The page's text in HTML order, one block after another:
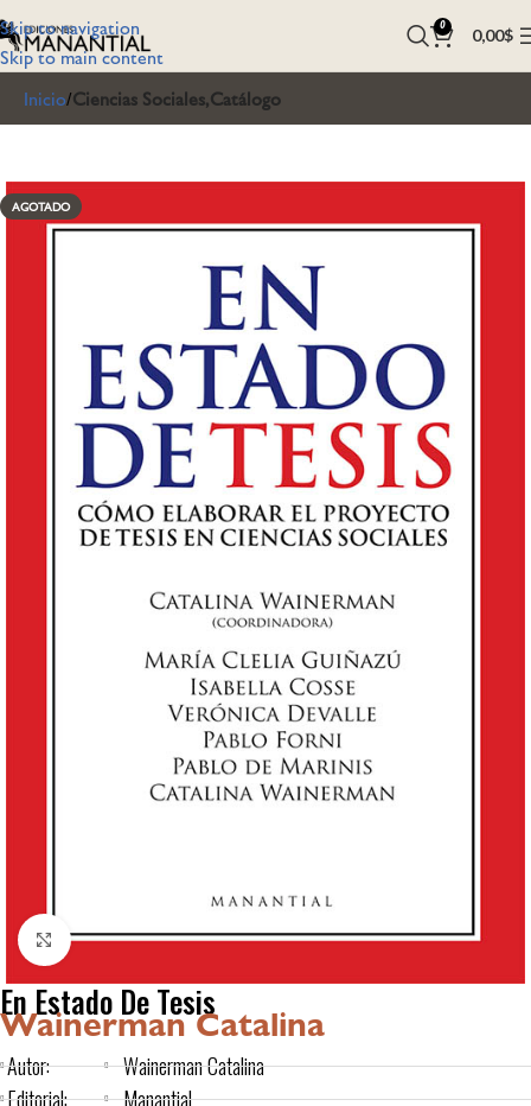
Skip to navigation
Skip to main content
0 0,00$
Inicio Ciencias Sociales,Catálogo
AGOTADO
Click to enlarge
En Estado De Tesis
Wainerman Catalina
Autor:
Editorial:
Wainerman Catalina
Manantial